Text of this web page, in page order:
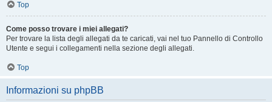
Top
Come posso trovare i miei allegati?
Per trovare la lista degli allegati da te caricati, vai nel tuo Pannello di Controllo
Utente e segui i collegamenti nella sezione degli allegati.
Top
Informazioni su phpBB